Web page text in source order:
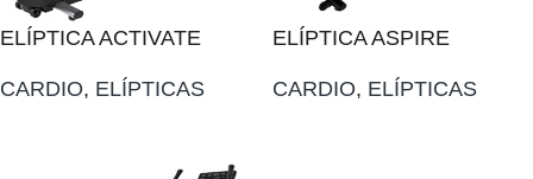
ELÍPTICA ACTIVATE
CARDIO, ELÍPTICAS
ELÍPTICA ASPIRE
CARDIO, ELÍPTICAS